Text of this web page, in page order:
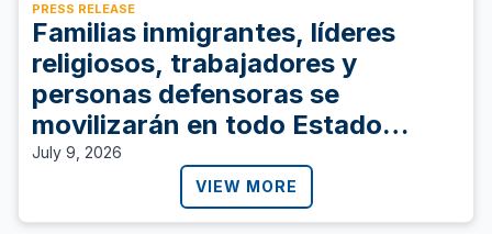
PRESS RELEASE
Familias inmigrantes, líderes
religiosos, trabajadores y
personas defensoras se
movilizarán en todo Estado
Unidos para exigir al Congreso
que proteja a las personas con
TPS y vote SÍ a la S. 4814
July 9, 2026
VIEW MORE